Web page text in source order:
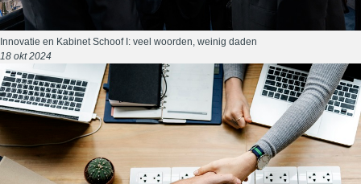
Innovatie en Kabinet Schoof I: veel woorden, weinig daden
18 okt 2024